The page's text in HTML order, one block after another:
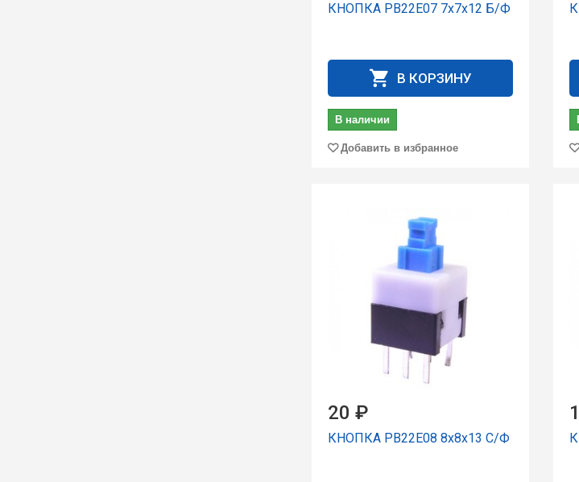
КНОПКА PB22E07 7x7x12 Б/Ф
В КОРЗИНУ
В наличии
Добавить в избранное
20 ₽
КНОПКА PB22E08 8x8x13 С/Ф